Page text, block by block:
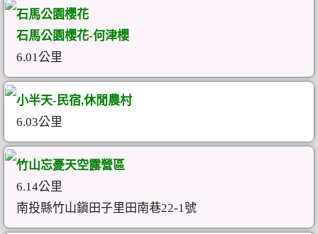
石馬公園櫻花
石馬公園櫻花-何津櫻
6.01公里
小半天-民宿,休閒農村
6.03公里
竹山忘憂天空露營區
6.14公里
南投縣竹山鎭田子里田南巷22-1號